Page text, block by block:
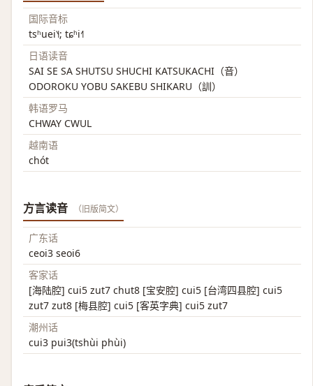
国际音标
tsʰuei˥˧; tɕʰi˧˥
日语读音
SAI SE SA SHUTSU SHUCHI KATSUKACHI（音）
ODOROKU YOBU SAKEBU SHIKARU（訓）
韩语罗马
CHWAY CWUL
越南语
chót
方言读音 （旧版简文）
广东话
ceoi3 seoi6
客家话
[海陆腔] cui5 zut7 chut8 [宝安腔] cui5 [台湾四县腔] cui5
zut7 zut8 [梅县腔] cui5 [客英字典] cui5 zut7
潮州话
cui3 pui3(tshùi phùi)